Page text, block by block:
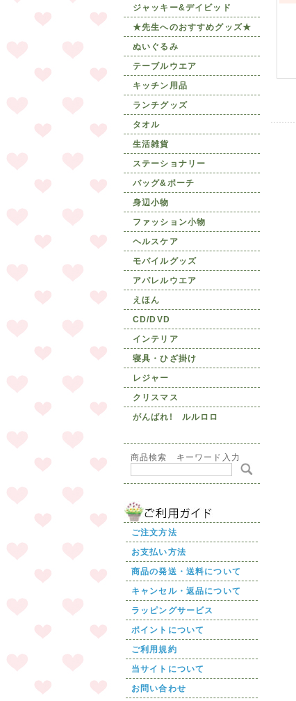
ジャッキー&デイビッド
★先生へのおすすめグッズ★
ぬいぐるみ
テーブルウエア
キッチン用品
ランチグッズ
タオル
生活雑貨
ステーショナリー
バッグ&ポーチ
身辺小物
ファッション小物
ヘルスケア
モバイルグッズ
アパレルウエア
えほん
CD/DVD
インテリア
寝具・ひざ掛け
レジャー
クリスマス
がんばれ! ルルロロ
商品検索 キーワード入力
ご注文方法
お支払い方法
商品の発送・送料について
キャンセル・返品について
ラッピングサービス
ポイントについて
ご利用規約
当サイトについて
お問い合わせ